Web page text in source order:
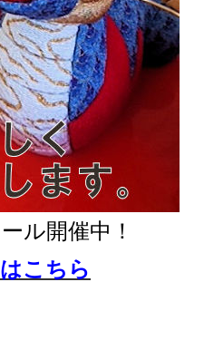
ル開催中！
こちら